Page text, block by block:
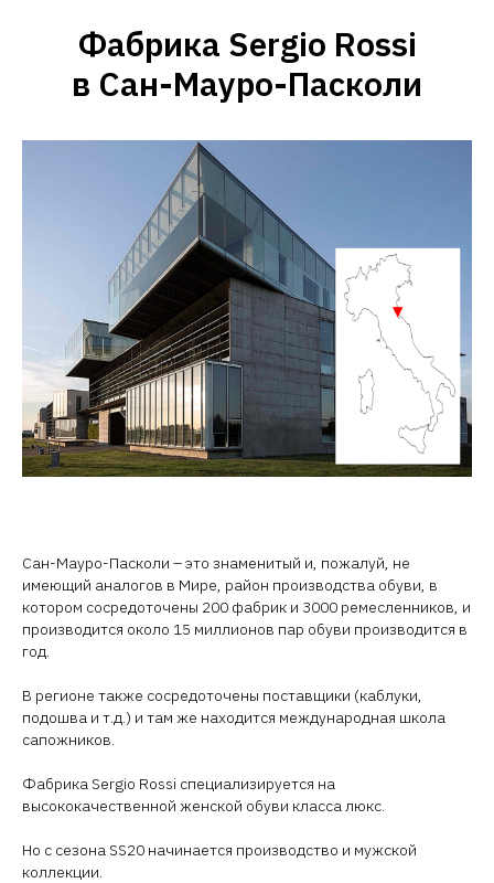
Фабрика Sergio Rossi
в Сан-Мауро-Пасколи
Сан-Мауро-Пасколи – это знаменитый и, пожалуй, не
имеющий аналогов в Мире, район производства обуви, в
котором сосредоточены 200 фабрик и 3000 ремесленников, и
производится около 15 миллионов пар обуви производится в
год.
В регионе также сосредоточены поставщики (каблуки,
подошва и т.д.) и там же находится международная школа
сапожников.
Фабрика Sergio Rossi cпециализируется на
высококачественной женской обуви класса люкс.
Но с сезона SS20 начинается производство и мужской
коллекции.